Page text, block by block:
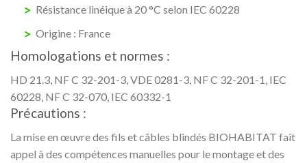
Résistance linéique à 20 °C selon IEC 60228
Origine : France
Homologations et normes :
HD 21.3, NF C 32-201-3, VDE 0281-3, NF C 32-201-1, IEC
60228, NF C 32-070, IEC 60332-1
Précautions :
La mise en œuvre des fils et câbles blindés BIOHABITAT fait
appel à des compétences manuelles pour le montage et des